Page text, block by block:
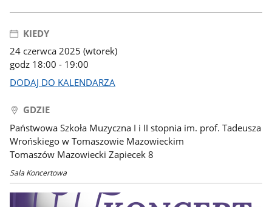
KIEDY
24 czerwca 2025 (wtorek)
godz 18:00 - 19:00
DODAJ DO KALENDARZA
GDZIE
Państwowa Szkoła Muzyczna I i II stopnia im. prof. Tadeusza
Wrońskiego w Tomaszowie Mazowieckim
Tomaszów Mazowiecki Zapiecek 8
Sala Koncertowa